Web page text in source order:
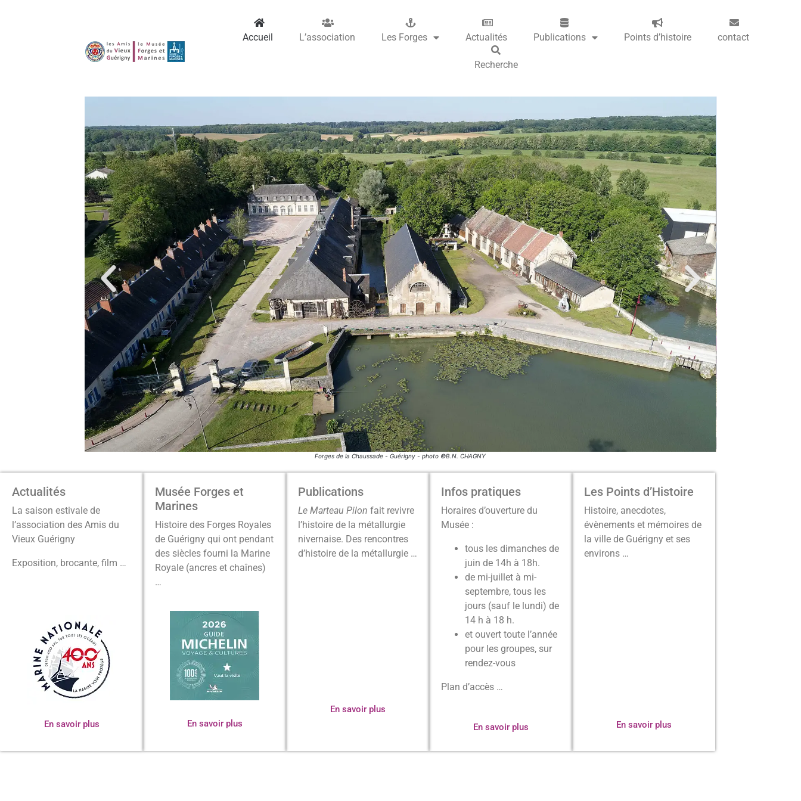
Accueil L’association Les Forges Actualités Publications Points d’histoire contact
Recherche
Entrée des anciennes Forges Royales. Guérigny (Nièvre) - photo : © Xavier Spertini
Actualités
La saison estivale de
l’association des Amis du
Vieux Guérigny
Exposition, brocante, film …
En savoir plus
Musée Forges et
Marines
Histoire des Forges Royales
de Guérigny qui ont pendant
des siècles fourni la Marine
Royale (ancres et chaînes)
…
En savoir plus
Publications
Le Marteau Pilon fait revivre
l’histoire de la métallurgie
nivernaise. Des rencontres
d’histoire de la métallurgie …
En savoir plus
Infos pratiques
Horaires d’ouverture du
Musée :
tous les dimanches de
juin de 14h à 18h.
de mi-juillet à mi-
septembre, tous les
jours (sauf le lundi) de
14 h à 18 h.
et ouvert toute l’année
pour les groupes, sur
rendez-vous
Plan d’accès …
En savoir plus
Les Points d’Histoire
Histoire, anecdotes,
évènements et mémoires de
la ville de Guérigny et ses
environs …
En savoir plus